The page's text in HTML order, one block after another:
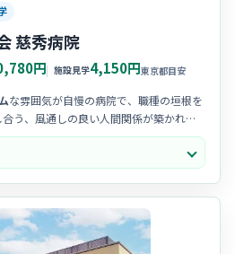
慈秀病院
円 施設見学4,150円東京都目安
な雰囲気が自慢の病院で、職種の垣根を
う、風通しの良い人間関係が築かれて
に寄り添う時間を大切にしており、効率
のこもった看護を実践したい方に最適な
く在籍しており、中途入職の方でも緊張
温かく迎え入れ、丁寧な声掛け